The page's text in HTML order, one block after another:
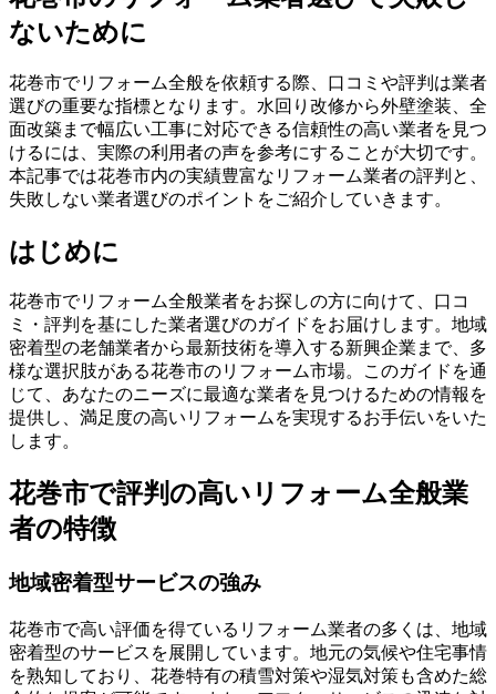
ないために
花巻市でリフォーム全般を依頼する際、口コミや評判は業者
選びの重要な指標となります。水回り改修から外壁塗装、全
面改築まで幅広い工事に対応できる信頼性の高い業者を見つ
けるには、実際の利用者の声を参考にすることが大切です。
本記事では花巻市内の実績豊富なリフォーム業者の評判と、
失敗しない業者選びのポイントをご紹介していきます。
はじめに
花巻市でリフォーム全般業者をお探しの方に向けて、口コ
ミ・評判を基にした業者選びのガイドをお届けします。地域
密着型の老舗業者から最新技術を導入する新興企業まで、多
様な選択肢がある花巻市のリフォーム市場。このガイドを通
じて、あなたのニーズに最適な業者を見つけるための情報を
提供し、満足度の高いリフォームを実現するお手伝いをいた
します。
花巻市で評判の高いリフォーム全般業
者の特徴
地域密着型サービスの強み
花巻市で高い評価を得ているリフォーム業者の多くは、地域
密着型のサービスを展開しています。地元の気候や住宅事情
を熟知しており、花巻特有の積雪対策や湿気対策も含めた総